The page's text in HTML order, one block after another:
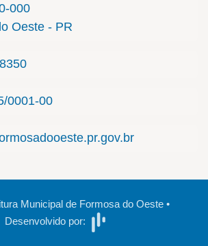
000
Oeste - PR
0001-00
Municipal de Formosa do Oeste •
Desenvolvido por: